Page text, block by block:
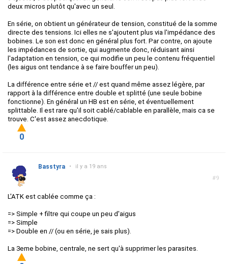
deux micros plutôt qu'avec un seul.
En série, on obtient un générateur de tension, constitué de la somme
directe des tensions. Ici elles ne s'ajoutent plus via l'impédance des
bobines. Le son est donc en général plus fort. Par contre, on ajoute
les impédances de sortie, qui augmente donc, réduisant ainsi
l'adaptation en tension, ce qui modifie un peu le contenu fréquentiel
(les aigus ont tendance à se faire bouffer un peu).
La différence entre série et // est quand même assez légère, par
rapport à la différence entre double et splitté (une seule bobine
fonctionne). En général un HB est en série, et éventuellement
splittable. Il est rare qu'il soit cablé/cablable en parallèle, mais ca se
trouve. C'est assez anecdotique.
0
#9
Basstyra • il y a 19 ans
L'ATK est cablée comme ça :
=> Simple + filtre qui coupe un peu d'aigus
=> Simple
=> Double en // (ou en série, je sais plus).
La 3eme bobine, centrale, ne sert qu'à supprimer les parasites.